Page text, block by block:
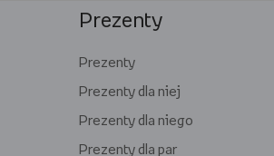
Prezenty
Prezenty
Prezenty dla niej
Prezenty dla niego
Prezenty dla par